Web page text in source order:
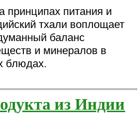
принципах питания и
тхали воплощает
баланс
и минералов в
блюдах.
из Индии